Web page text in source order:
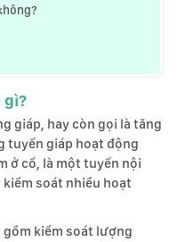
gì?
giáp, hay còn gọi là tăng
tuyến giáp hoạt động
ở cổ, là một tuyến nội
soát nhiều hoạt
gồm kiểm soát lượng